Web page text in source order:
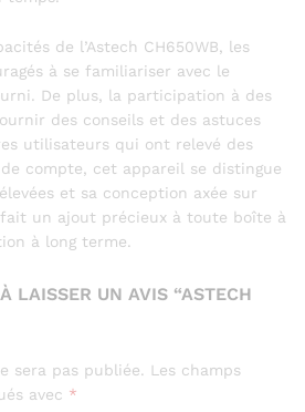
de l’Astech CH650WB, les
à se familiariser avec le
De plus, la participation à des
des conseils et des astuces
utilisateurs qui ont relevé des
compte, cet appareil se distingue
et sa conception axée sur
un ajout précieux à toute boîte à
à long terme.
LAISSER UN AVIS “ASTECH
sera pas publiée. Les champs
avec *